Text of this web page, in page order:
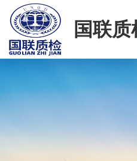
国联质